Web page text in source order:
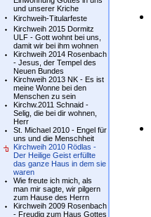
und unserer Kriche
Kirchweih-Titularfeste
Kirchweih 2015 Dormitz
ULF - Gott wohnt bei uns,
damit wir bei ihm wohnen
Kirchweih 2014 Rosenbach
- Jesus, der Tempel des
Neuen Bundes
Kirchweih 2013 NK - Es ist
meine Wonne bei den
Menschen zu sein
Kirchw.2011 Schnaid -
Selig, die bei dir wohnen,
Herr
St. Michael 2010 - Engel für
uns und die Menschheit
Kirchweih 2010 Rödlas -
Der Heilige Geist erfüllte
das ganze Haus in dem sie
waren
Wie freute ich mich, als
man mir sagte, wir pilgern
zum Hause des Herrn
Kirchweih 2009 Rosenbach
- Freudig zum Haus Gottes